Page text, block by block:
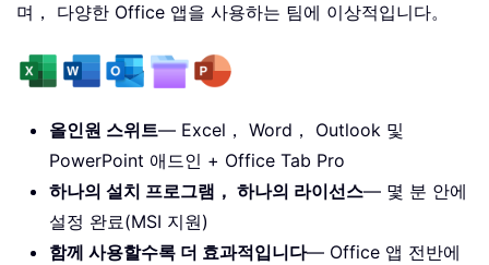
며， 다양한 Office 앱을 사용하는 팀에 이상적입니다。
올인원 스위트— Excel， Word， Outlook 및
PowerPoint 애드인 + Office Tab Pro
하나의 설치 프로그램， 하나의 라이선스— 몇 분 안에
설정 완료(MSI 지원)
함께 사용할수록 더 효과적입니다— Office 앱 전반에